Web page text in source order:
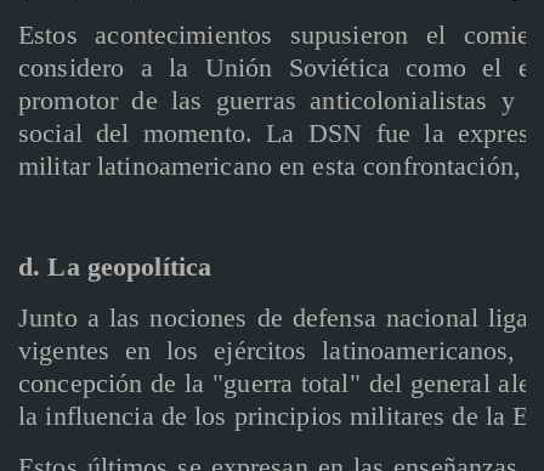
Estos acontecimientos supusieron el
considero a la Unión Soviética como el
promotor de las guerras anticolonialistas y
social del momento. La DSN fue la
militar latinoamericano en esta confrontación,
d. La geopolítica
Junto a las nociones de defensa nacional
vigentes en los ejércitos latinoamericanos,
concepción de la "guerra total" del general
la influencia de los principios militares de la